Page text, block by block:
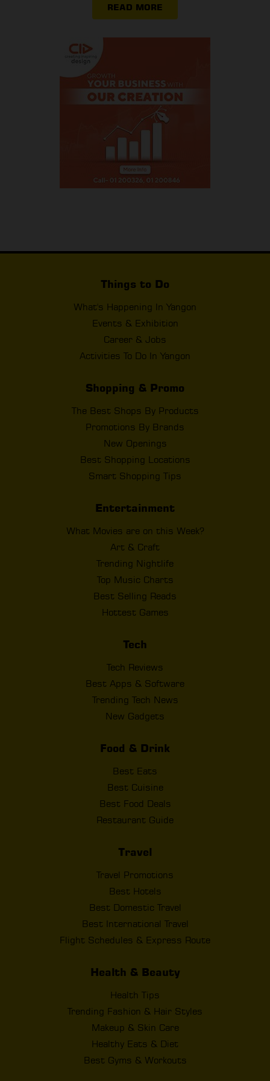
READ MORE
Things to Do
What's Happening In Yangon
Events & Exhibition
Career & Jobs
Activities To Do In Yangon
Shopping & Promo
The Best Shops By Products
Promotions By Brands
New Openings
Best Shopping Locations
Smart Shopping Tips
Entertainment
What Movies are on this Week?
Art & Craft
Trending Nightlife
Top Music Charts
Best Selling Reads
Hottest Games
Tech
Tech Reviews
Best Apps & Software
Trending Tech News
New Gadgets
Food & Drink
Best Eats
Best Cuisine
Best Food Deals
Restaurant Guide
Travel
Travel Promotions
Best Hotels
Best Domestic Travel
Best International Travel
Flight Schedules & Express Route
Health & Beauty
Health Tips
Trending Fashion & Hair Styles
Makeup & Skin Care
Healthy Eats & Diet
Best Gyms & Workouts